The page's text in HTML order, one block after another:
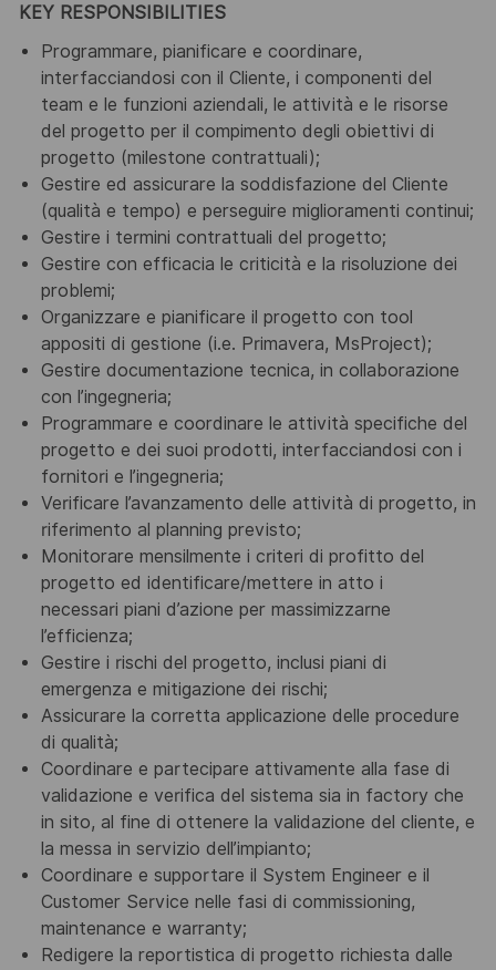
KEY RESPONSIBILITIES
Programmare, pianificare e coordinare,
interfacciandosi con il Cliente, i componenti del
team e le funzioni aziendali, le attività e le risorse
del progetto per il compimento degli obiettivi di
progetto (milestone contrattuali);
Gestire ed assicurare la soddisfazione del Cliente
(qualità e tempo) e perseguire miglioramenti continui;
Gestire i termini contrattuali del progetto;
Gestire con efficacia le criticità e la risoluzione dei
problemi;
Organizzare e pianificare il progetto con tool
appositi di gestione (i.e. Primavera, MsProject);
Gestire documentazione tecnica, in collaborazione
con l’ingegneria;
Programmare e coordinare le attività specifiche del
progetto e dei suoi prodotti, interfacciandosi con i
fornitori e l’ingegneria;
Verificare l’avanzamento delle attività di progetto, in
riferimento al planning previsto;
Monitorare mensilmente i criteri di profitto del
progetto ed identificare/mettere in atto i
necessari piani d’azione per massimizzarne
l’efficienza;
Gestire i rischi del progetto, inclusi piani di
emergenza e mitigazione dei rischi;
Assicurare la corretta applicazione delle procedure
di qualità;
Coordinare e partecipare attivamente alla fase di
validazione e verifica del sistema sia in factory che
in sito, al fine di ottenere la validazione del cliente, e
la messa in servizio dell’impianto;
Coordinare e supportare il System Engineer e il
Customer Service nelle fasi di commissioning,
maintenance e warranty;
Redigere la reportistica di progetto richiesta dalle